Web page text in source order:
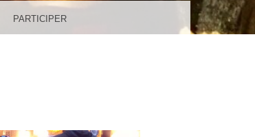
PARTICIPER